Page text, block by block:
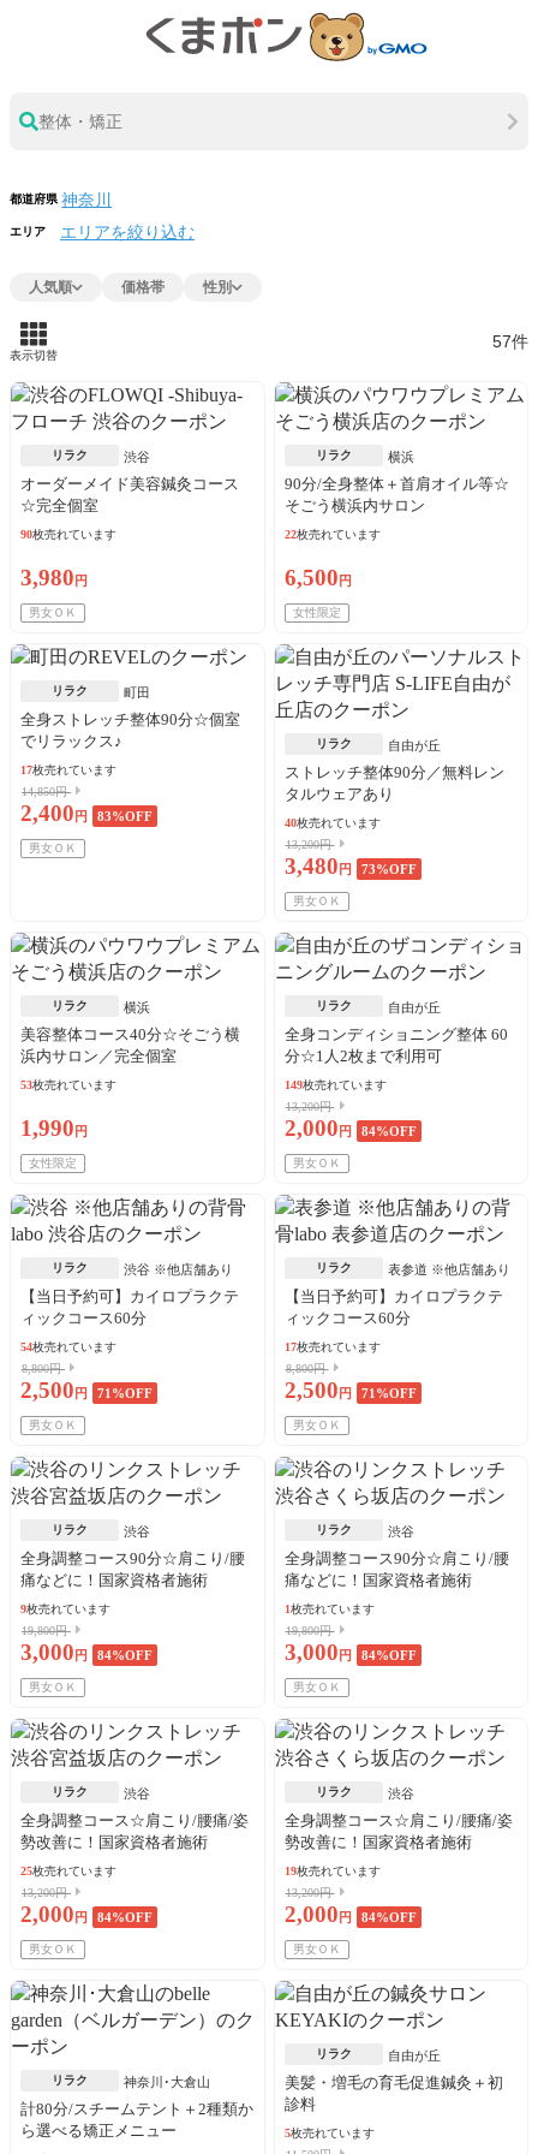
整体・矯正
都道府県
エリア エリアを絞り込む
人気順 価格帯 性別
表示切替
57件
リラク 渋谷
オーダーメイド美容鍼灸コース
☆完全個室
90枚売れています
3,980 円
男女ＯＫ
リラク 横浜
90分/全身整体＋首肩オイル等☆
そごう横浜内サロン
22枚売れています
6,500 円
女性限定
リラク 町田
全身ストレッチ整体90分☆個室
でリラックス♪
17枚売れています
14,850円
2,400 円 83%OFF
男女ＯＫ
リラク 自由が丘
ストレッチ整体90分／無料レン
タルウェアあり
40枚売れています
13,200円
3,480 円 73%OFF
男女ＯＫ
リラク 横浜
美容整体コース40分☆そごう横
浜内サロン／完全個室
53枚売れています
1,990 円
女性限定
リラク 自由が丘
全身コンディショニング整体 60
分☆1人2枚まで利用可
149枚売れています
13,200円
2,000 円 84%OFF
男女ＯＫ
リラク 渋谷 ※他店舗あり
【当日予約可】カイロプラクテ
ィックコース60分
54枚売れています
8,800円
2,500 円 71 %OFF
男女ＯＫ
リラク 表参道 ※他店舗あり
【当日予約可】カイロプラクテ
ィックコース60分
17枚売れています
8,800円
2,500 円 71 %OFF
男女ＯＫ
リラク 渋谷
全身調整コース90分☆肩こり/腰
痛などに！国家資格者施術
9枚売れています
19,800円
3,000 円 84%OFF
男女ＯＫ
リラク 渋谷
全身調整コース90分☆肩こり/腰
痛などに！国家資格者施術
1枚売れています
19,800円
3,000 円 84%OFF
男女ＯＫ
リラク 渋谷
全身調整コース☆肩こり/腰痛/姿
勢改善に！国家資格者施術
25枚売れています
13,200円
2,000 円 84%OFF
男女ＯＫ
リラク 渋谷
全身調整コース☆肩こり/腰痛/姿
勢改善に！国家資格者施術
19枚売れています
13,200円
2,000 円 84%OFF
男女ＯＫ
リラク 神奈川･大倉山
計80分/スチームテント＋2種類か
ら選べる矯正メニュー
リラク 自由が丘
美髪・増毛の育毛促進鍼灸＋初
診料
5枚売れています